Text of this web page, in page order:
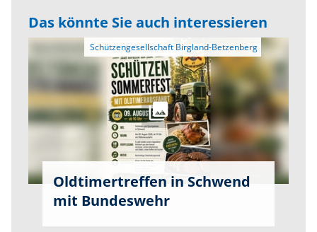
Das könnte Sie auch interessieren
Oldtimertreffen in Schwend
mit Bundeswehr